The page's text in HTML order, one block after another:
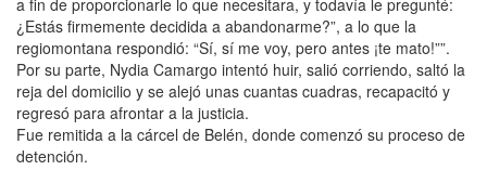
a fin de proporcionarle lo que necesitara, y todavía le pregunté:
¿Estás firmemente decidida a abandonarme?”, a lo que la
regiomontana respondió: “Sí, sí me voy, pero antes ¡te mato!””.
Por su parte, Nydia Camargo intentó huir, salió corriendo, saltó la
reja del domicilio y se alejó unas cuantas cuadras, recapacitó y
regresó para afrontar a la justicia.
Fue remitida a la cárcel de Belén, donde comenzó su proceso de
detención.